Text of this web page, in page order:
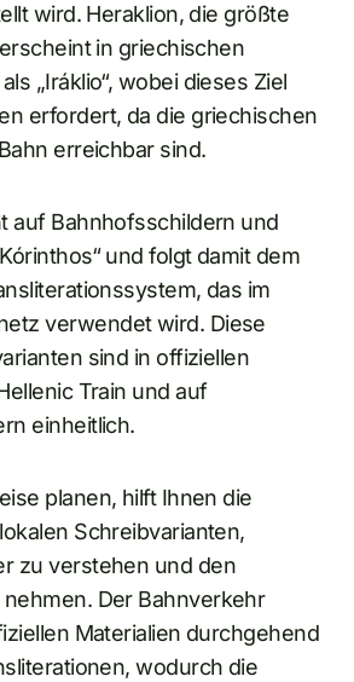
wird. Heraklion, die größte
in griechischen
„Iráklio“, wobei dieses Ziel
erfordert, da die griechischen
erreichbar sind.
auf Bahnhofsschildern und
und folgt damit dem
das im
verwendet wird. Diese
sind in offiziellen
Train und auf
einheitlich.
planen, hilft Ihnen die
Schreibvarianten,
zu verstehen und den
Der Bahnverkehr
Materialien durchgehend
wodurch die